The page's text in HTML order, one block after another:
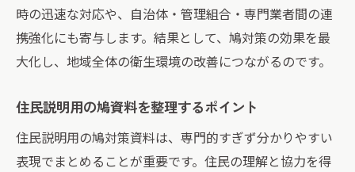
時の迅速な対応や、自治体・管理組合・専門業者間の連
携強化にも寄与します。結果として、鳩対策の効果を最
大化し、地域全体の衛生環境の改善につながるのです。
住民説明用の鳩資料を整理するポイント
住民説明用の鳩対策資料は、専門的すぎず分かりやすい
表現でまとめることが重要です。住民の理解と協力を得